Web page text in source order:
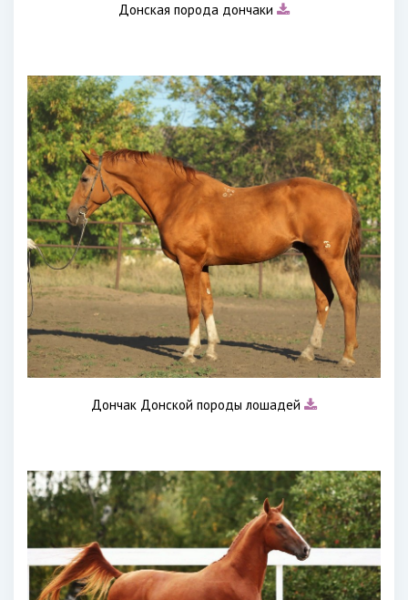
Донская порода дончаки
Дончак Донской породы лошадей